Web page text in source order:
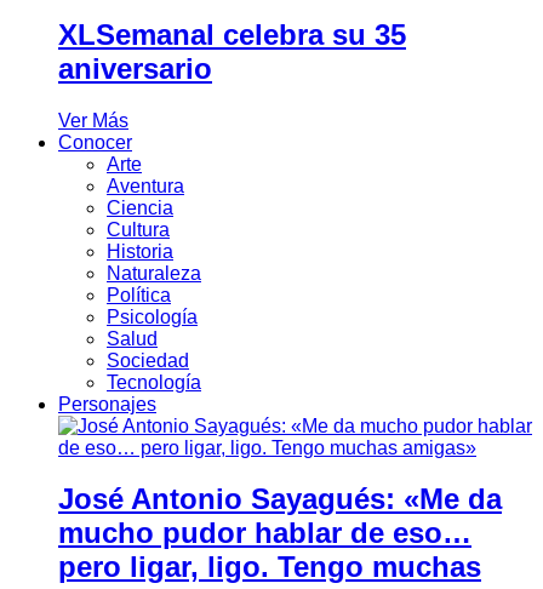
XLSemanal celebra su 35
aniversario
Ver Más
Conocer
Arte
Aventura
Ciencia
Cultura
Historia
Naturaleza
Política
Psicología
Salud
Sociedad
Tecnología
Personajes
José Antonio Sayagués: «Me da
mucho pudor hablar de eso…
pero ligar, ligo. Tengo muchas